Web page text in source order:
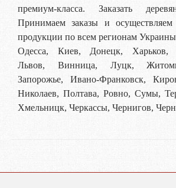
премиум-класса. Заказать
Принимаем заказы и осуществляем
продукции по всем регионам
Одесса, Киев, Донецк, Харьков,
Львов, Винница, Луцк,
Запорожье, Ивано-Франковск,
Николаев, Полтава, Ровно, Сумы,
Хмельницк, Черкассы, Чернигов,